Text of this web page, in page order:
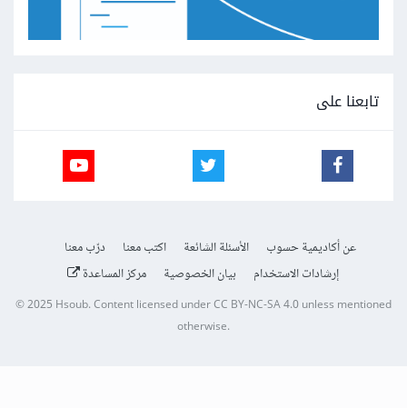
تابعنا على
عن أكاديمية حسوب الأسئلة الشائعة اكتب معنا
درّب معنا
إرشادات الاستخدام
بيان الخصوصية مركز المساعدة
© 2025 Hsoub.Content licensed underCC BY-NC-SA 4.0unless mentioned
otherwise.